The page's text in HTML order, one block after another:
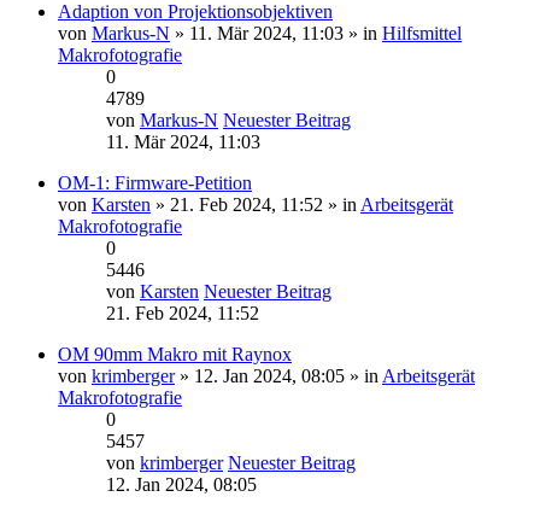
Adaption von Projektionsobjektiven
von Markus-N » 11. Mär 2024, 11:03 » in Hilfsmittel
Makrofotografie
0
4789
von Markus-N Neuester Beitrag
11. Mär 2024, 11:03
OM-1: Firmware-Petition
von Karsten » 21. Feb 2024, 11:52 » in Arbeitsgerät
Makrofotografie
0
5446
von Karsten Neuester Beitrag
21. Feb 2024, 11:52
OM 90mm Makro mit Raynox
von krimberger» 12. Jan 2024, 08:05 » in Arbeitsgerät
Makrofotografie
0
5457
von krimberger Neuester Beitrag
12. Jan 2024, 08:05